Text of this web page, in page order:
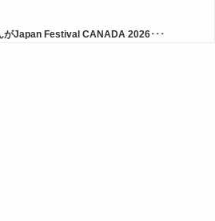
がJapan Festival CANADA 2026･･･